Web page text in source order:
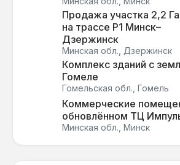
Продажа участка 2,2 Га
на трассе Р1 Минск–
Дзержинск
Минская обл., Дзержинск
Комплекс зданий с
Гомеле
Гомельская обл., Гомель
Коммерческие
обновлённом ТЦ
Минская обл., Минск